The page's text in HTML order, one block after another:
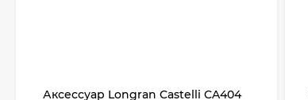
Аксессуар Longran Castelli CA404